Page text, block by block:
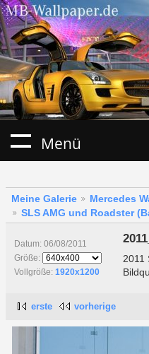
Menü
Meine Galerie Mercedes
SLS AMG und Roadster
Datum: 06/08/2011
Größe:
Vollgröße: 1920x1200
2011
erste vorherige